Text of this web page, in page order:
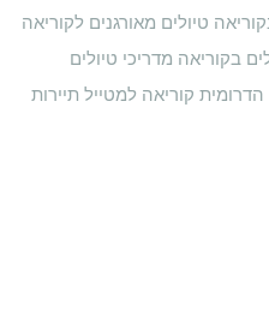
טיולים מאורגנים לקוריאה
בקוריאה מדריכי טיולים
הדרומית קוריאה למטייל תיירות